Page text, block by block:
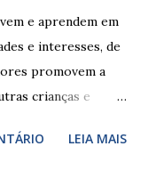
e aprendem em
e interesses, de
promovem a
crianças e
integral e de
LEIA MAIS